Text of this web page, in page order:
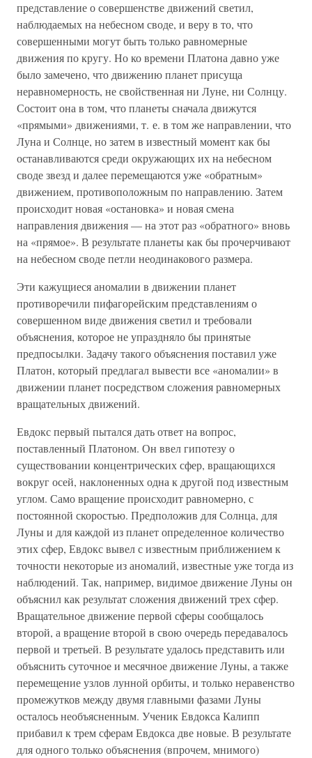
представление о совершенстве движений светил,
наблюдаемых на небесном своде, и веру в то, что
совершенными могут быть только равномерные
движения по кругу. Но ко времени Платона давно уже
было замечено, что движению планет присуща
неравномерность, не свойственная ни Луне, ни Солнцу.
Состоит она в том, что планеты сначала движутся
«прямыми» движениями, т. е. в том же направлении, что
Луна и Солнце, но затем в известный момент как бы
останавливаются среди окружающих их на небесном
своде звезд и далее перемещаются уже «обратным»
движением, противоположным по направлению. Затем
происходит новая «остановка» и новая смена
направления движения — на этот раз «обратного» вновь
на «прямое». В результате планеты как бы прочерчивают
на небесном своде петли неодинакового размера.
Эти кажущиеся аномалии в движении планет
противоречили пифагорейским представлениям о
совершенном виде движения светил и требовали
объяснения, которое не упраздняло бы принятые
предпосылки. Задачу такого объяснения поставил уже
Платон, который предлагал вывести все «аномалии» в
движении планет посредством сложения равномерных
вращательных движений.
Евдокс первый пытался дать ответ на вопрос,
поставленный Платоном. Он ввел гипотезу о
существовании концентрических сфер, вращающихся
вокруг осей, наклоненных одна к другой под известным
углом. Само вращение происходит равномерно, с
постоянной скоростью. Предположив для Солнца, для
Луны и для каждой из планет определенное количество
этих сфер, Евдокс вывел с известным приближением к
точности некоторые из аномалий, известные уже тогда из
наблюдений. Так, например, видимое движение Луны он
объяснил как результат сложения движений трех сфер.
Вращательное движение первой сферы сообщалось
второй, а вращение второй в свою очередь передавалось
первой и третьей. В результате удалось представить или
объяснить суточное и месячное движение Луны, а также
перемещение узлов лунной орбиты, и только неравенство
промежутков между двумя главными фазами Луны
осталось необъясненным. Ученик Евдокса Калипп
прибавил к трем сферам Евдокса две новые. В результате
для одного только объяснения (впрочем, мнимого)